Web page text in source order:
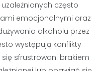
często
emocjonalnymi oraz
alkoholu przez
występują konflikty
sfrustrowani brakiem